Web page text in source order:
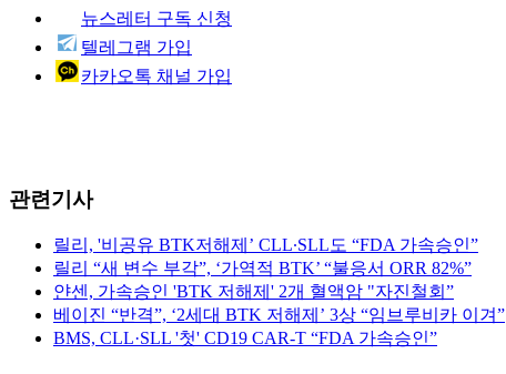
뉴스레터 구독 신청
텔레그램 가입
카카오톡 채널 가입
관련기사
릴리, '비공유 BTK저해제’ CLL∙SLL도 “FDA 가속승인”
릴리 “새 변수 부각”, ‘가역적 BTK’ “불응서 ORR 82%”
얀센, 가속승인 'BTK 저해제' 2개 혈액암 "자진철회”
베이진 “반격”, ‘2세대 BTK 저해제’ 3상 “임브루비카 이겨”
BMS, CLL·SLL '첫' CD19 CAR-T “FDA 가속승인”